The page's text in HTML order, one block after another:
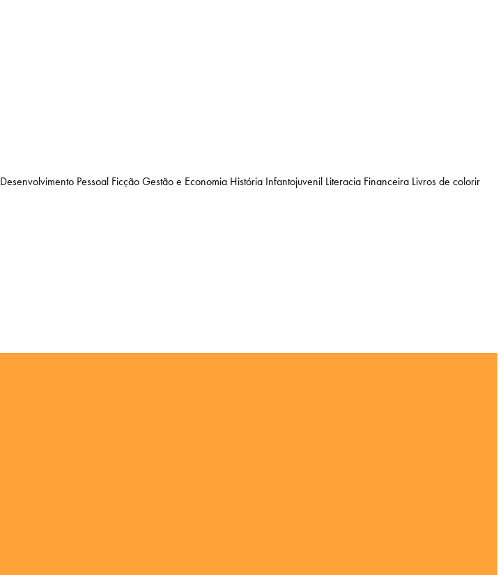
Desenvolvimento Pessoal FicçãoGestão e Economia História Infantojuvenil Literacia Financeira Livros de colorir